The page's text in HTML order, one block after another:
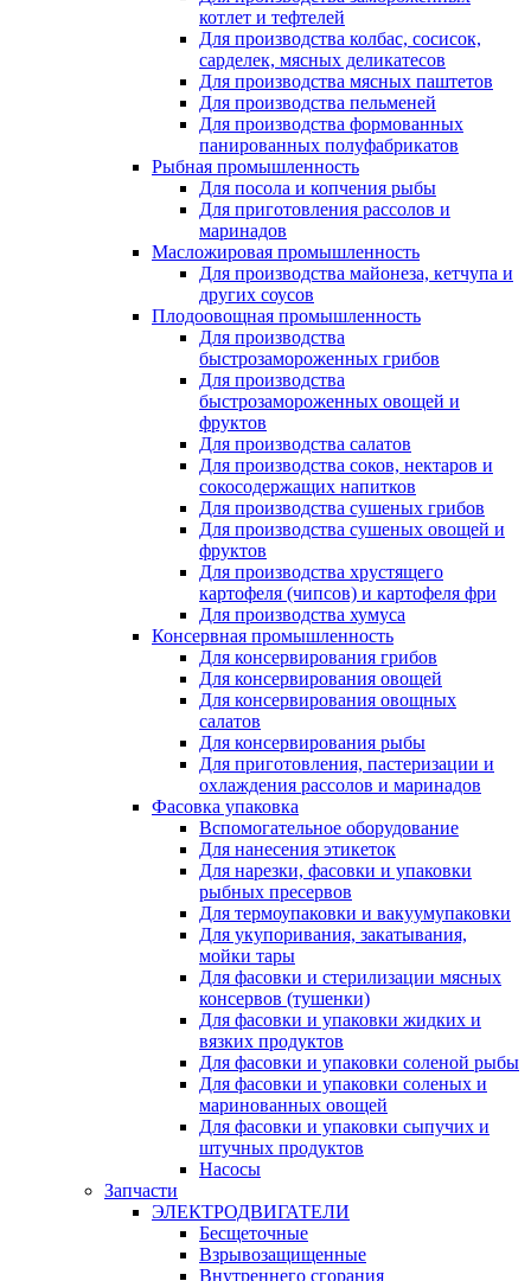
котлет и тефтелей
Для производства колбас, сосисок,
сарделек, мясных деликатесов
Для производства мясных паштетов
Для производства пельменей
Для производства формованных
панированных полуфабрикатов
Рыбная промышленность
Для посола и копчения рыбы
Для приготовления рассолов и
маринадов
Масложировая промышленность
Для производства майонеза, кетчупа и
других соусов
Плодоовощная промышленность
Для производства
быстрозамороженных грибов
Для производства
быстрозамороженных овощей и
фруктов
Для производства салатов
Для производства соков, нектаров и
сокосодержащих напитков
Для производства сушеных грибов
Для производства сушеных овощей и
фруктов
Для производства хрустящего
картофеля (чипсов) и картофеля фри
Для производства хумуса
Консервная промышленность
Для консервирования грибов
Для консервирования овощей
Для консервирования овощных
салатов
Для консервирования рыбы
Для приготовления, пастеризации и
охлаждения рассолов и маринадов
Фасовка упаковка
Вспомогательное оборудование
Для нанесения этикеток
Для нарезки, фасовки и упаковки
рыбных пресервов
Для термоупаковки и вакуумупаковки
Для укупоривания, закатывания,
мойки тары
Для фасовки и стерилизации мясных
консервов (тушенки)
Для фасовки и упаковки жидких и
вязких продуктов
Для фасовки и упаковки соленой рыбы
Для фасовки и упаковки соленых и
маринованных овощей
Для фасовки и упаковки сыпучих и
штучных продуктов
Насосы
Запчасти
ЭЛЕКТРОДВИГАТЕЛИ
Бесщеточные
Взрывозащищенные
Внутреннего сгорания